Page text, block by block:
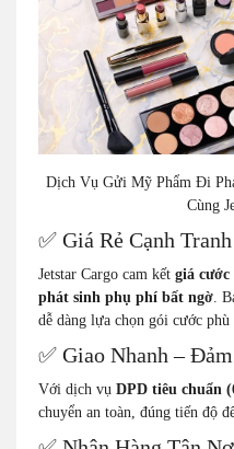
Dịch Vụ Gửi Mỹ Phẩm Đi
Cùng
✅ Giá Rẻ Cạnh
Jetstar Cargo cam kết giá
phát sinh phụ phí bất ngờ.
dễ dàng lựa chọn gói cước
✅ Giao Nhanh –
Với dịch vụ DPD tiêu chuẩn
chuyển an toàn, đúng tiến độ